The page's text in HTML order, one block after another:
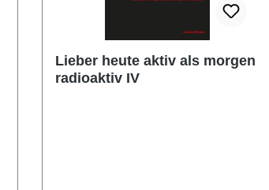
Lieber heute aktiv als morgen
radioaktiv IV